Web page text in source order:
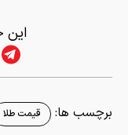
این
برچسب ها: قیمت طلا